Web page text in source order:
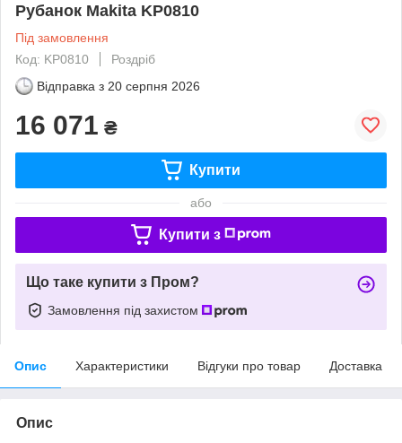
Рубанок Makita KP0810
Під замовлення
Код: KP0810
Роздріб
Відправка з 20 серпня 2026
16 071 ₴
Купити
або
Купити з
Що таке купити з Пром?
Замовлення під захистом
Опис Характеристики Відгуки про товар Доставка
Опис